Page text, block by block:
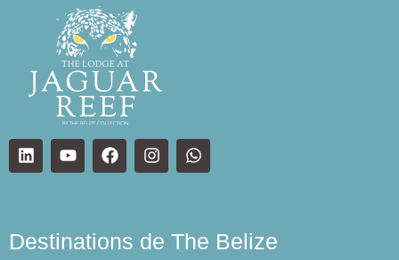
Destinations de The Belize